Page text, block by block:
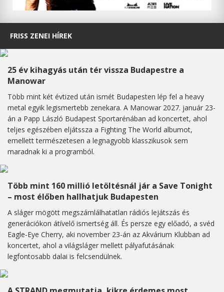
FRISS ZENEI HÍREK
25 év kihagyás után tér vissza Budapestre a
Manowar
Több mint két évtized után ismét Budapesten lép fel a heavy
metal egyik legismertebb zenekara. A Manowar 2027. január 23-
án a Papp László Budapest Sportarénában ad koncertet, ahol
teljes egészében eljátssza a Fighting The World albumot,
emellett természetesen a legnagyobb klasszikusok sem
maradnak ki a programból.
Több mint 160 millió letöltésnál jár a Save Tonight
– most élőben hallhatjuk Budapesten
A sláger mögött megszámlálhatatlan rádiós lejátszás és
generációkon átívelő ismertség áll. És persze egy előadó, a svéd
Eagle-Eye Cherry, aki november 23-án az Akvárium Klubban ad
koncertet, ahol a világsláger mellett pályafutásának
legfontosabb dalai is felcsendülnek.